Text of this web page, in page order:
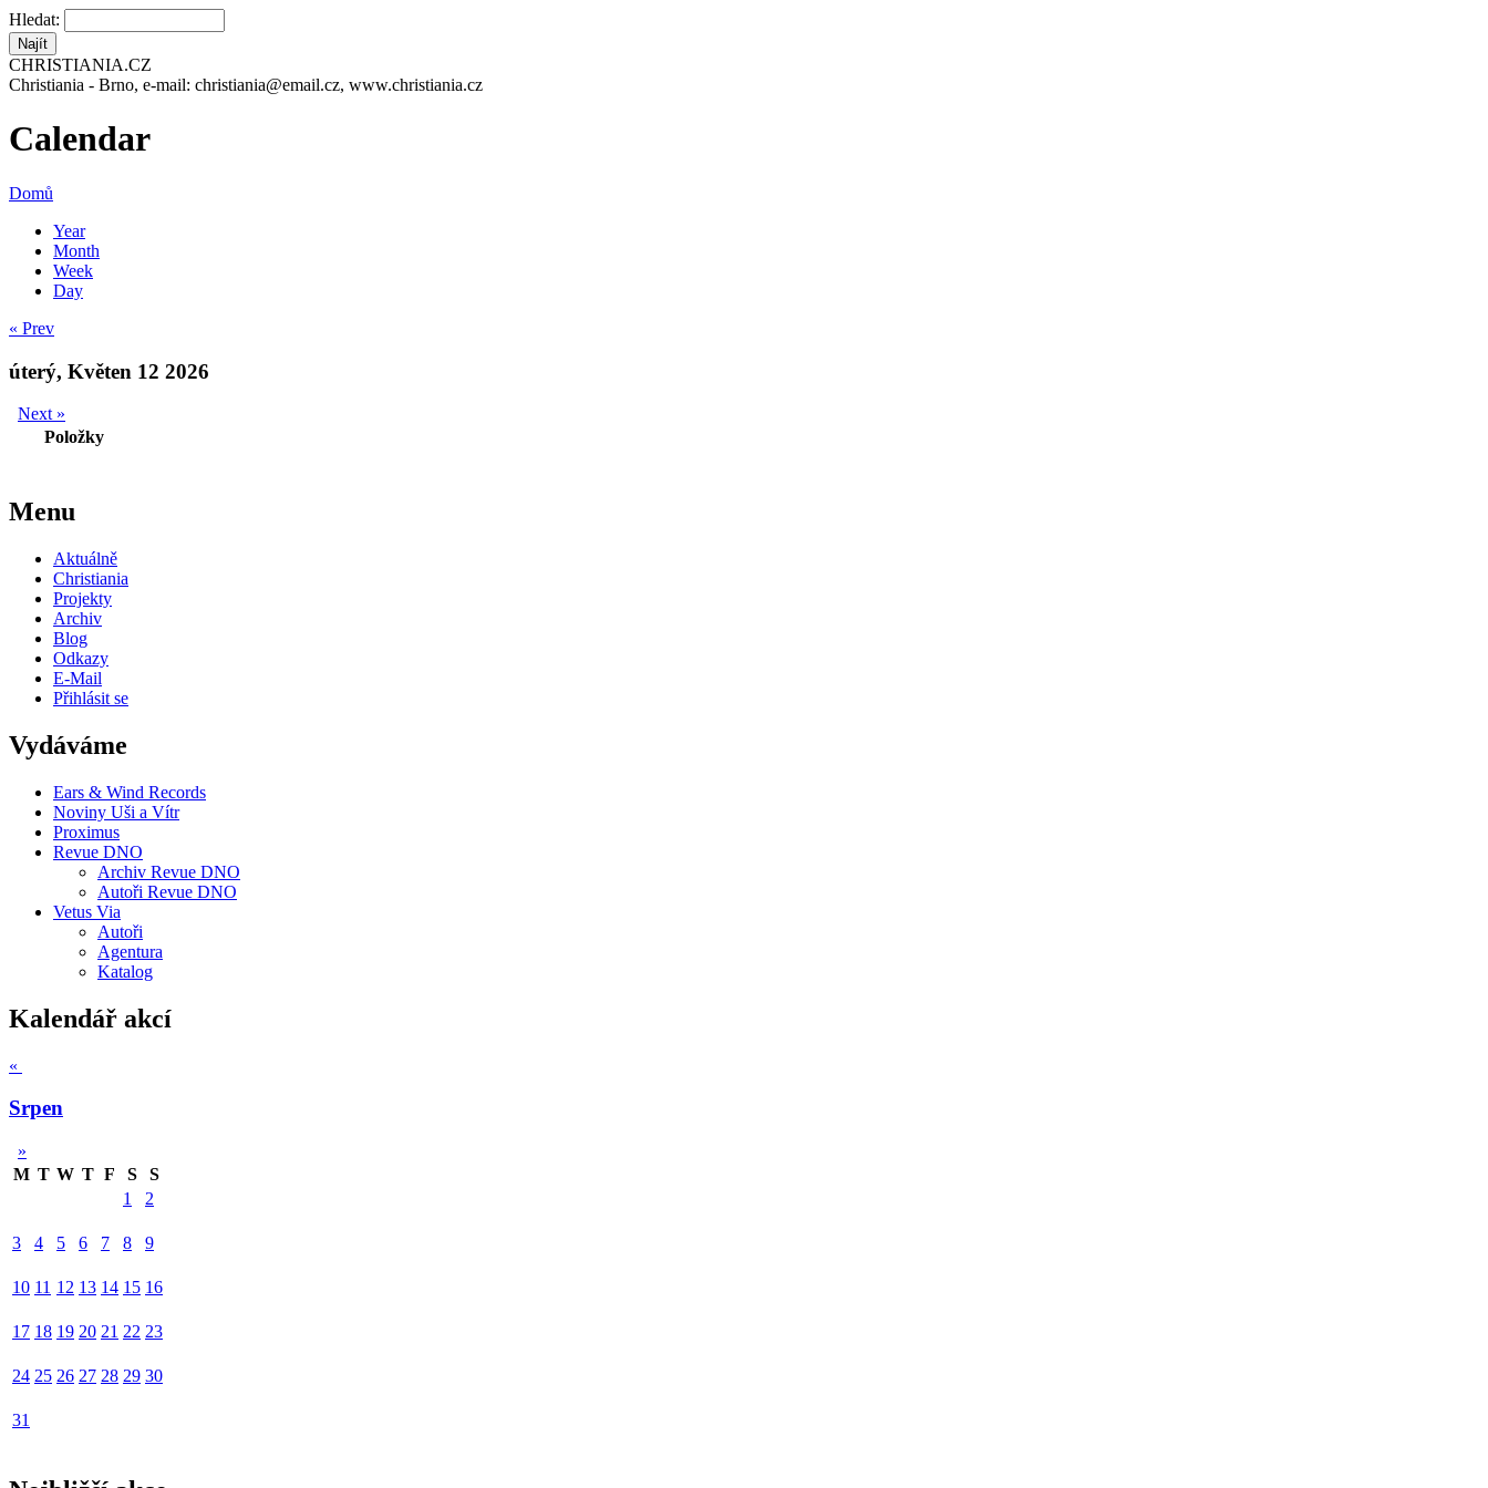
Hledat:
CHRISTIANIA.CZ
Christiania - Brno, e-mail: christiania@email.cz, www.christiania.cz
Calendar
Domů
Year
Month
Week
Day
« Prev
úterý, Květen 12 2026
Next »
Položky
Menu
Aktuálně
Christiania
Projekty
Archiv
Blog
Odkazy
E-Mail
Přihlásit se
Vydáváme
Ears & Wind Records
Noviny Uši a Vítr
Proximus
Revue DNO
Archiv Revue DNO
Autoři Revue DNO
Vetus Via
Autoři
Agentura
Katalog
Kalendář akcí
«
Srpen
»
M T W T F S
S
1
2
3 4 5 6 7 8 9
10 11 12 13 14 15 16
17 18 19 20 21 22 23
24 25 26 27 28 29 30
31